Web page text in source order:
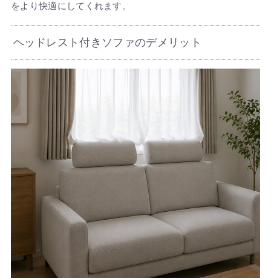
をより快適にしてくれます。
ヘッドレスト付きソファのデメリット